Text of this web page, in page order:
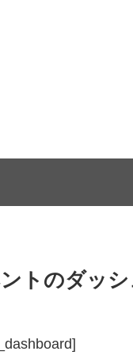
トのダッ